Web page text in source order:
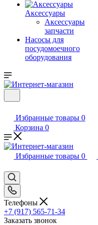
Аксессуары
Аксессуары
запчасти
Насосы для
посудомоечного
оборудования
Избранные товары 0
Корзина 0
Избранные товары 0
Телефоны
+7 (917) 565-71-34
Заказать звонок